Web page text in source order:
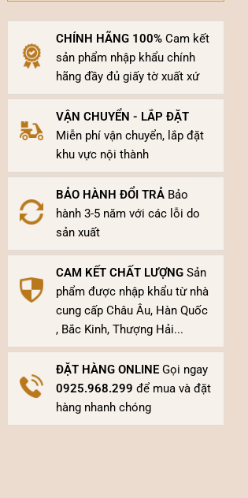
CHÍNH HÃNG 100% Cam kết
sản phẩm nhập khẩu chính
hãng đầy đủ giấy tờ xuất xứ
VẬN CHUYỂN - LẮP ĐẶT
Miễn phí vận chuyển, lắp đặt
khu vực nội thành
BẢO HÀNH ĐỔI TRẢ Bảo
hành 3-5 năm với các lỗi do
sản xuất
CAM KẾT CHẤT LƯỢNG Sản
phẩm được nhập khẩu từ nhà
cung cấp Châu Âu, Hàn Quốc
, Bắc Kinh, Thượng Hải...
ĐẶT HÀNG ONLINE Gọi ngay
0925.968.299 để mua và đặt
hàng nhanh chóng